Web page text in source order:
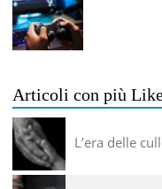
Articoli con più
L’era delle